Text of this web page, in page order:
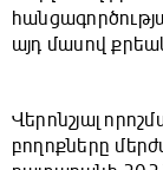
այդ մասով
Վերոնշյալ
բողոքները